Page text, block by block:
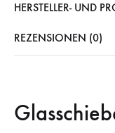
HERSTELLER- UND
REZENSIONEN (0)